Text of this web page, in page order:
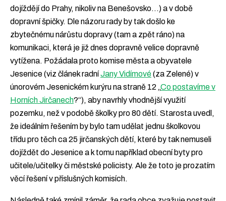
dojíždějí do Prahy, nikoliv na Benešovsko…) a v době
dopravní špičky. Dle názoru rady by tak došlo ke
zbytečnému nárůstu dopravy (tam a zpět ráno) na
komunikaci, která je již dnes dopravně velice dopravně
vytížena. Požádala proto komise města a obyvatele
Jesenice (viz článek radníJany Vidímové(za Zelené) v
únorovém Jesenickém kurýru na straně 12 „Co postavíme v
Horních Jirčanech?“), aby navrhly vhodnější využití
pozemku, než v podobě školky pro 80 dětí. Starosta uvedl,
že ideálním řešením by bylo tam udělat jednu školkovou
třídu pro těch ca 25 jirčanských dětí, které by tak nemuseli
dojíždět do Jesenice a k tomu například obecní byty pro
učitele/učitelky či městské policisty. Ale že toto je prozatím
věcí řešení v příslušných komisích.